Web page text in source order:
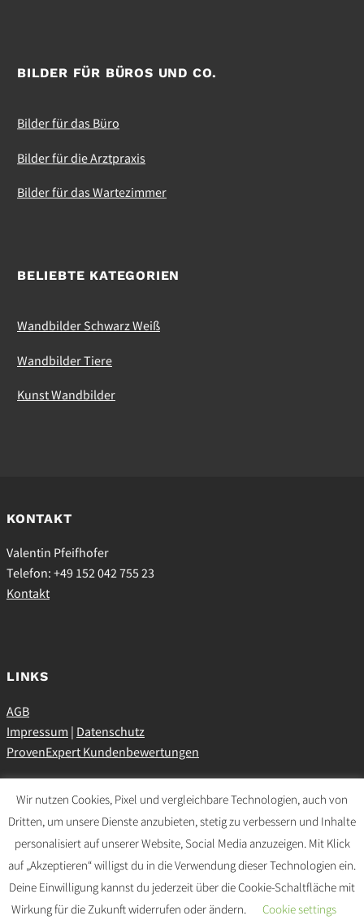
BILDER FÜR BÜROS UND CO.
Bilder für das Büro
Bilder für die Arztpraxis
Bilder für das Wartezimmer
BELIEBTE KATEGORIEN
Wandbilder Schwarz Weiß
Wandbilder Tiere
Kunst Wandbilder
KONTAKT
Valentin Pfeifhofer
Telefon: +49 152 042 755 23
Kontakt
LINKS
AGB
Impressum | Datenschutz
ProvenExpert Kundenbewertungen
Wir nutzen Cookies, Pixel und vergleichbare Technologien, auch von
Dritten, um unsere Dienste anzubieten, stetig zu verbessern und Inhalte
personalisiert auf unserer Website, Social Media anzuzeigen. Mit Klick
auf „Akzeptieren“ willigst du in die Verwendung dieser Technologien ein.
Deine Einwilligung kannst du jederzeit über die Cookie-Schaltfläche mit
Wirkung für die Zukunft widerrufen oder ändern.
Cookie settings